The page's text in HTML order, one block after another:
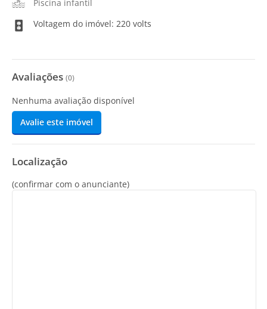
Piscina infantil
Voltagem do imóvel: 220 volts
Avaliações (0)
Nenhuma avaliação disponível
Avalie este imóvel
Localização
(confirmar com o anunciante)